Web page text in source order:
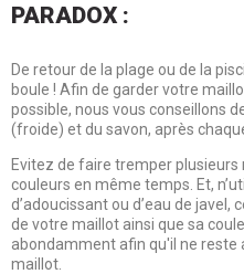
PARADOX :
De retour de la plage ou de la
boule ! Afin de garder votre
possible, nous vous conseillons
(froide) et du savon, après
Evitez de faire tremper
couleurs en même temps. Et,
d’adoucissant ou d’eau de
de votre maillot ainsi que sa
abondamment afin qu'il ne reste
maillot.